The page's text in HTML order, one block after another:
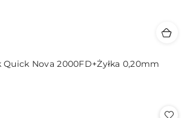
Nova 2000FD+Żyłka 0,20mm